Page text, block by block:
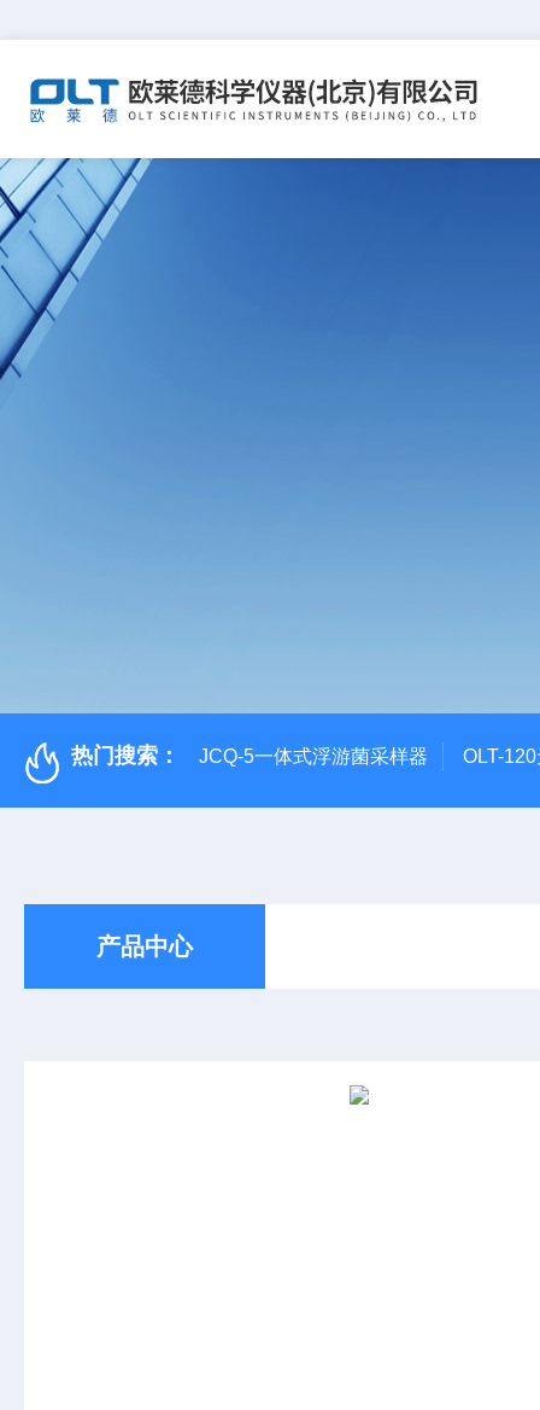
热门搜索： JCQ-5一体式浮游菌采样器 OLT-
产品中心